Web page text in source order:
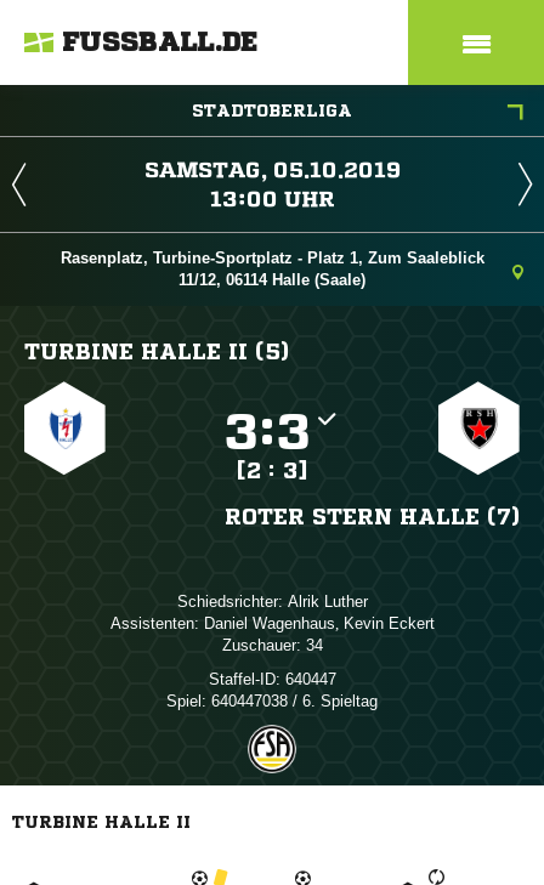
FUSSBALL.DE
STADTOBERLIGA
 
 
Rasenplatz, Turbine-Sportplatz - Platz 1, Zum Saaleblick
11/12, 06114 Halle (Saale)
TURBINE HALLE II (5)
:
[2 : 3]
ROTER STERN HALLE (7)
Schiedsrichter:  
Assistenten:  ,  
Zuschauer: 34
Staffel-ID: 640447
Spiel: 640447038 / 6. Spieltag
TURBINE HALLE II